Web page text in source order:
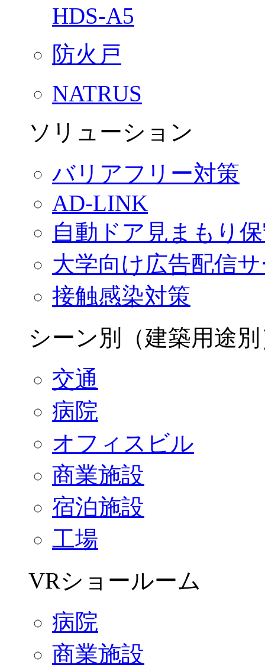
HDS-A5
防火戸
NATRUS
ソリューション
バリアフリー対策
AD-LINK
自動ドア見まもり
大学向け広告配信
接触感染対策
シーン別（建築用途
交通
病院
オフィスビル
商業施設
宿泊施設
工場
VRショールーム
病院
商業施設